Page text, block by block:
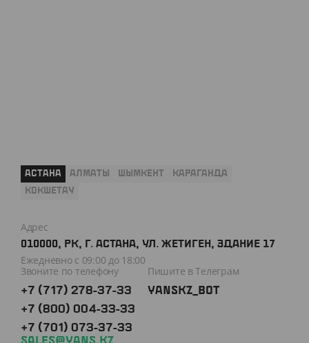
АСТАНА АЛМАТЫ ШЫМКЕНТ КАРАГАНДА
КОКШЕТАУ
Адрес
010000, РК, Г. АСТАНА, УЛ. ЖЕТИГЕН, ЗДАНИЕ 17
Ежедневно с 09:00 до 18:00
Звоните по телефону
+7 (717) 278-37-33
+7 (800) 004-33-33
+7 (701) 073-37-33
Пишите в Телеграм
YANSKZ_BOT
SALES@YANS.KZ